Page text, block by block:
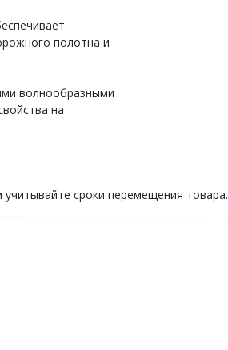
полотна и
волнообразными
на
сроки перемещения товара.